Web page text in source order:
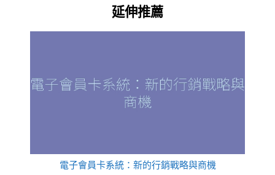
延伸推薦
電子會員卡系統：新的行銷戰略與商機